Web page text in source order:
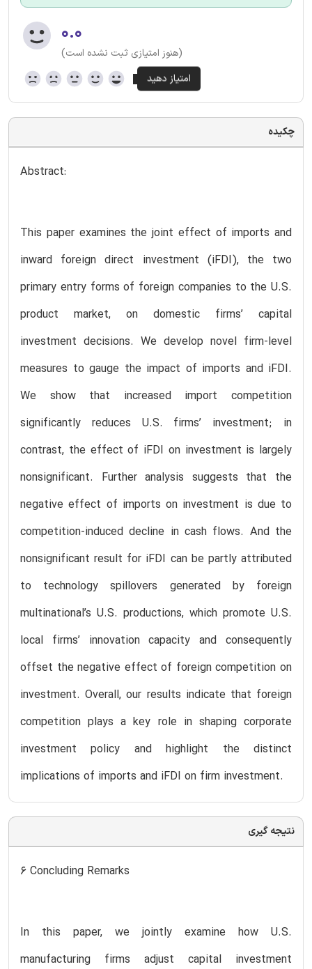
۰.۰
(هنوز امتیازی ثبت نشده است)
چکیده
Abstract:
This paper examines the joint effect of imports and
inward foreign direct investment (iFDI), the two
primary entry forms of foreign companies to the U.S.
product market, on domestic firms’ capital
investment decisions. We develop novel firm-level
measures to gauge the impact of imports and iFDI.
We show that increased import competition
significantly reduces U.S. firms’ investment; in
contrast, the effect of iFDI on investment is largely
nonsignificant. Further analysis suggests that the
negative effect of imports on investment is due to
competition-induced decline in cash flows. And the
nonsignificant result for iFDI can be partly attributed
to technology spillovers generated by foreign
multinational’s U.S. productions, which promote U.S.
local firms’ innovation capacity and consequently
offset the negative effect of foreign competition on
investment. Overall, our results indicate that foreign
competition plays a key role in shaping corporate
investment policy and highlight the distinct
implications of imports and iFDI on firm investment.
نتیجه گیری
6 Concluding Remarks
In this paper, we jointly examine how U.S.
manufacturing firms adjust capital investment